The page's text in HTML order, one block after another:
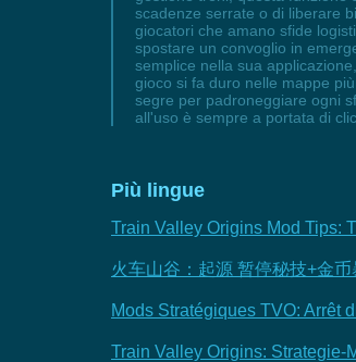
scadenze serrate o di liberare
giocatori che amano sfide
spostare un convoglio in
semplice nella sua
gioco si fa duro nelle mappe
segre per padroneggiare ogni
all'uso è sempre a portata di
Più lingue
Train Valley Origins Mod Tips:
火车山谷：起源 暂停秘技+金
Mods Stratégiques TVO: Arrêt
Train Valley Origins: Strategie-